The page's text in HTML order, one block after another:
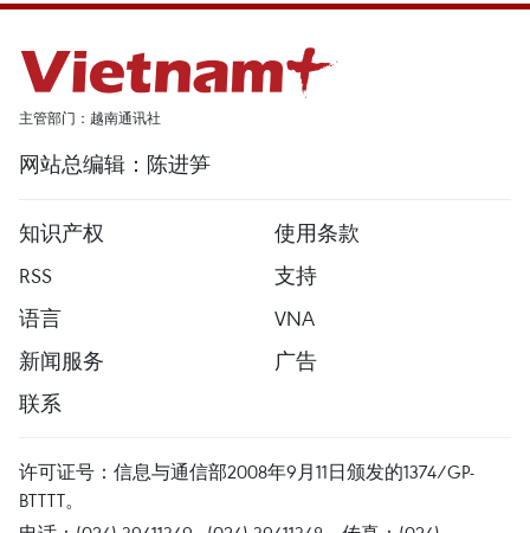
主管部门：越南通讯社
网站总编辑：陈进笋
知识产权
使用条款
RSS
支持
语言
VNA
新闻服务
广告
联系
许可证号：信息与通信部2008年9月11日颁发的1374/GP-
BTTTT。